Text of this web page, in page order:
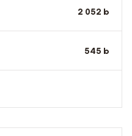
2 052 b
545 b